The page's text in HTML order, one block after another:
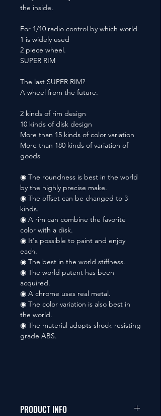
the inside.
For 1/10 radio control by which world
1 is widely used
2 piece wheel.
SUPER RIM
The last SUPER RIM?
A wheel from the future.
2 kinds of rim design
10 kinds of disk design
More than 15 kinds of color variation
More than 180 kinds of variation of
goods
◉ The roundness is best in the world
by the highly precise make.
◉ The offset can be changed to 3
kinds.
◉ A rim can combine the favorite
color with a disk.
◉ It's possible to paint and enjoy
each.
◉ The best in the world stiffness.
◉ The world patent has been
acquired.
◉ A chrome uses real metal.
◉ The color variation is also best in
the world.
◉ The material adopts shock-resisting
grade ABS.
PRODUCT INFO